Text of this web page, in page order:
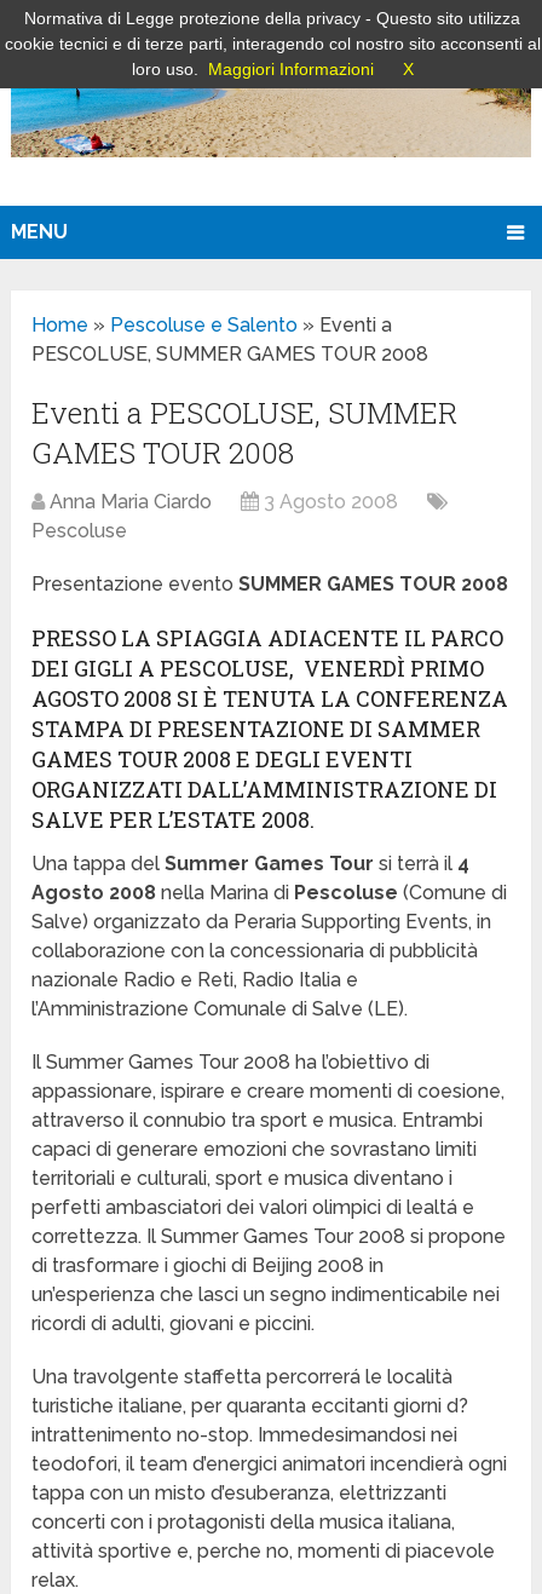
MENU
Home » Pescoluse e Salento » Eventi a
PESCOLUSE, SUMMER GAMES TOUR 2008
Eventi a PESCOLUSE, SUMMER
GAMES TOUR 2008
Anna Maria Ciardo
3 Agosto 2008
Pescoluse
Presentazione evento SUMMER GAMES TOUR 2008
PRESSO LA SPIAGGIA ADIACENTE IL PARCO
DEI GIGLI A PESCOLUSE, VENERDÌ PRIMO
AGOSTO 2008 SI È TENUTA LA CONFERENZA
STAMPA DI PRESENTAZIONE DI SAMMER
GAMES TOUR 2008 E DEGLI EVENTI
ORGANIZZATI DALL’AMMINISTRAZIONE DI
SALVE PER L’ESTATE 2008.
Una tappa delSummer Games Tour si terrà il 4
Agosto 2008 nella Marina di Pescoluse(Comune di
Salve) organizzato da Peraria Supporting Events, in
collaborazione con la concessionaria di pubblicità
nazionale Radio e Reti, Radio Italia e
l’Amministrazione Comunale di Salve (LE).
Il Summer Games Tour 2008 ha l’obiettivo di
appassionare, ispirare e creare momenti di coesione,
attraverso il connubio tra sport e musica. Entrambi
capaci di generare emozioni che sovrastano limiti
territoriali e culturali, sport e musica diventano i
perfetti ambasciatori dei valori olimpici di lealtá e
correttezza. Il Summer Games Tour 2008 si propone
di trasformare i giochi di Beijing 2008 in
un’esperienza che lasci un segno indimenticabile nei
ricordi di adulti, giovani e piccini.
Una travolgente staffetta percorrerá le località
turistiche italiane, per quaranta eccitanti giorni d?
intrattenimento no-stop. Immedesimandosi nei
teodofori, il team d’energici animatori incendierà ogni
tappa con un misto d’esuberanza, elettrizzanti
concerti con i protagonisti della musica italiana,
attività sportive e, perche no, momenti di piacevole
relax.
Normativa di Legge protezione della privacy - Questo sito utilizza
cookie tecnici e di terze parti, interagendo col nostro sito acconsenti al
loro uso.
Maggiori Informazioni X